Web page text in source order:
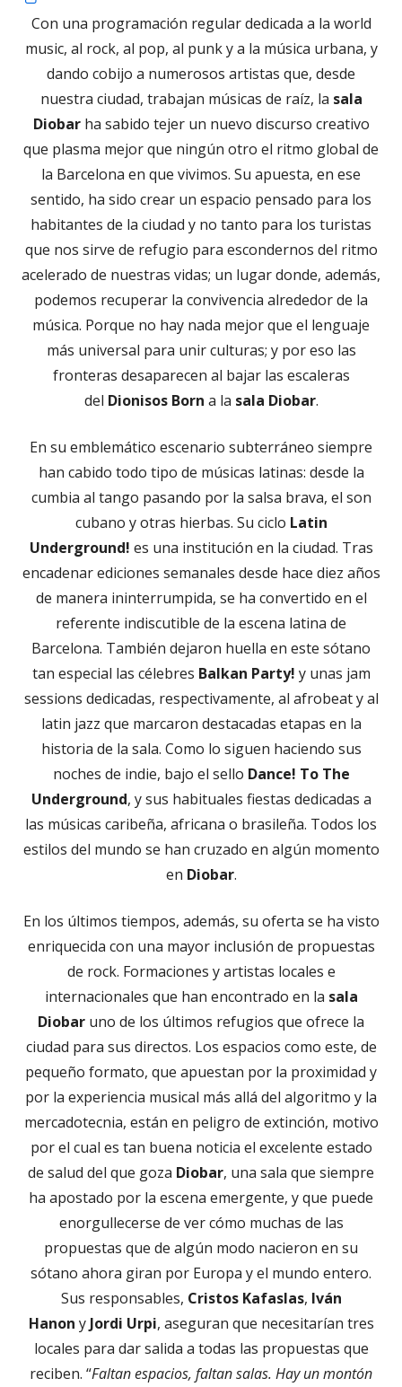
en
una
ventana
nueva
Con una programación regular dedicada a la world
music, al rock, al pop, al punk y a la música urbana, y
dando cobijo a numerosos artistas que, desde
nuestra ciudad, trabajan músicas de raíz, la sala
Diobarha sabido tejer un nuevo discurso creativo
que plasma mejor que ningún otro el ritmo global de
la Barcelona en que vivimos. Su apuesta, en ese
sentido, ha sido crear un espacio pensado para los
habitantes de la ciudad y no tanto para los turistas
que nos sirve de refugio para escondernos del ritmo
acelerado de nuestras vidas; un lugar donde, además,
podemos recuperar la convivencia alrededor de la
música. Porque no hay nada mejor que el lenguaje
más universal para unir culturas; y por eso las
fronteras desaparecen al bajar las escaleras
del Dionisos Born a la sala Diobar.
En su emblemático escenario subterráneo siempre
han cabido todo tipo de músicas latinas: desde la
cumbia al tango pasando por la salsa brava, el son
cubano y otras hierbas. Su ciclo Latin
Underground! es una institución en la ciudad. Tras
encadenar ediciones semanales desde hace diez años
de manera ininterrumpida, se ha convertido en el
referente indiscutible de la escena latina de
Barcelona. También dejaron huella en este sótano
tan especial las célebres Balkan Party! y unas jam
sessions dedicadas, respectivamente, al afrobeat y al
latin jazz que marcaron destacadas etapas en la
historia de la sala. Como lo siguen haciendo sus
noches de indie, bajo el sello Dance! To The
Underground, y sus habituales fiestas dedicadas a
las músicas caribeña, africana o brasileña. Todos los
estilos del mundo se han cruzado en algún momento
en Diobar.
En los últimos tiempos, además, su oferta se ha visto
enriquecida con una mayor inclusión de propuestas
de rock. Formaciones y artistas locales e
internacionales que han encontrado en la sala
Diobar uno de los últimos refugios que ofrece la
ciudad para sus directos. Los espacios como este, de
pequeño formato, que apuestan por la proximidad y
por la experiencia musical más allá del algoritmo y la
mercadotecnia, están en peligro de extinción, motivo
por el cual es tan buena noticia el excelente estado
de salud del que goza Diobar, una sala que siempre
ha apostado por la escena emergente, y que puede
enorgullecerse de ver cómo muchas de las
propuestas que de algún modo nacieron en su
sótano ahora giran por Europa y el mundo entero.
Sus responsables, Cristos Kafaslas, Iván
Hanon y Jordi Urpi, aseguran que necesitarían tres
locales para dar salida a todas las propuestas que
reciben. “Faltan espacios, faltan salas. Hay un montón